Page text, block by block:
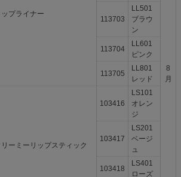
ップライナー
8
月
113703
LL501
ブラウ
ン
113704
LL601
ピンク
113705
LL801
レッド
リーミーリップスティック
103416
LS101
オレン
ジ
103417
LS201
ベージ
ュ
103418
LS401
ローズ